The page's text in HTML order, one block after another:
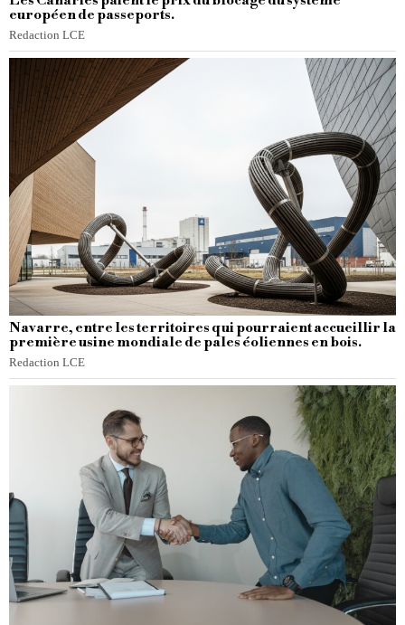
européen de passeports.
Redaction LCE
Navarre, entre les territoires qui pourraient accueillir la
première usine mondiale de pales éoliennes en bois.
Redaction LCE